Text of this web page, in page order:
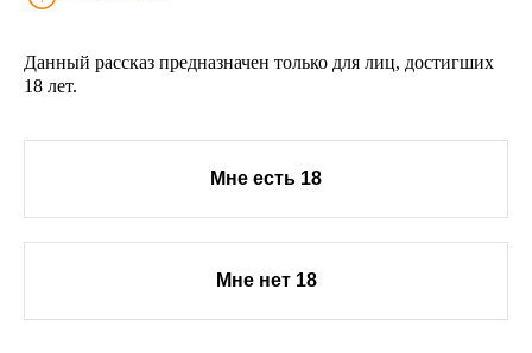
Данный рассказ предназначен только для лиц, достигших
18 лет.
Мне есть 18
Мне нет 18